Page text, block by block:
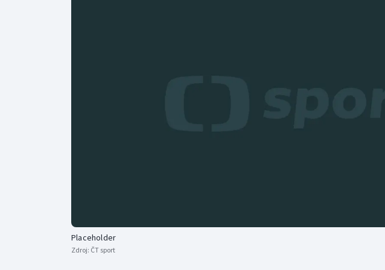
Parasport
Placeholder
Zdroj: ČT sport